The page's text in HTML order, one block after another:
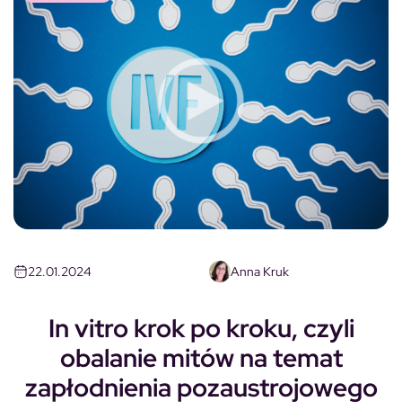
22.01.2024 Anna Kruk
In vitro krok po kroku, czyli
obalanie mitów na temat
zapłodnienia pozaustrojowego